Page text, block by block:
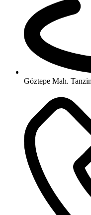
Göztepe Mah.